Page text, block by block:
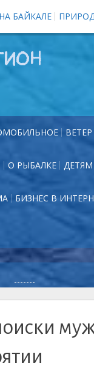
БАЙКАЛЕ
О РЫБАЛКЕ ДЕТЯМ
БИЗНЕС В
-------